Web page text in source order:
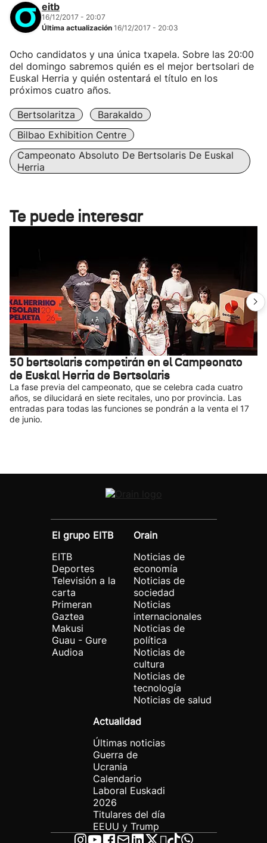
eitb
16/12/2017 - 20:07
Última actualización 16/12/2017 - 20:03
Ocho candidatos y una única txapela. Sobre las 20:00
del domingo sabremos quién es el mejor bertsolari de
Euskal Herria y quién ostentará el título en los
próximos cuatro años.
Bertsolaritza
Barakaldo
Bilbao Exhibition Centre
Campeonato Absoluto De Bertsolaris De Euskal
Herria
Te puede interesar
50 bertsolaris competirán en el Campeonato
de Euskal Herria de Bertsolaris
La fase previa del campeonato, que se celebra cada cuatro
años, se dilucidará en siete recitales, uno por provincia. Las
entradas para todas las funciones se pondrán a la venta el 17
de junio.
El grupo EITB
EITB
Deportes
Televisión a la
carta
Primeran
Gaztea
Makusi
Guau - Gure
Audioa
Orain
Noticias de
economía
Noticias de
sociedad
Noticias
internacionales
Noticias de
política
Noticias de
cultura
Noticias de
tecnología
Noticias de salud
Actualidad
Últimas noticias
Guerra de
Ucrania
Calendario
Laboral Euskadi
2026
Titulares del día
EEUU y Trump